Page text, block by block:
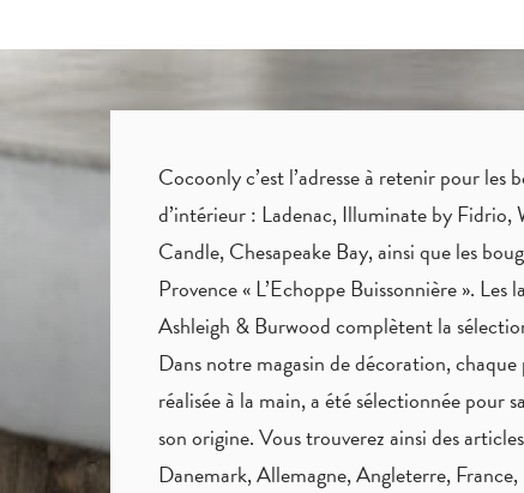
Cocoonly c’est l’adresse à retenir pour les
d’intérieur : Ladenac, Illuminate by Fidrio,
Candle, Chesapeake Bay, ainsi que les
Provence « L’Echoppe Buissonnière ». Les
Ashleigh & Burwood complètent la
Dans notre magasin de décoration, chaque
réalisée à la main, a été sélectionnée pour
son origine. Vous trouverez ainsi des
Danemark, Allemagne, Angleterre,